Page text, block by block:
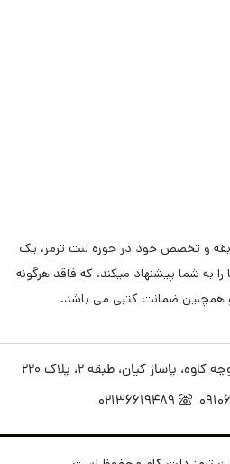
سوال های شما باشد.
و صدا اضافی
می باشد. و دقیقا
خودرو بنز G63
طراحی و تولید شده
خوب هم باید خدمتتان عرض کنم با
نانو و مواد اولیه به کار رفته
توجه به پخت کوره ای مناسب و انجام
و تخصص خود در حوزه لنت ترمز، یک
به شما پیشنهاد میکند. که فاقد هرگونه
همچنین ضمانت کتبی می باشد.
پاساژ کیان، طبقه 2، پلاک 220
02136619489